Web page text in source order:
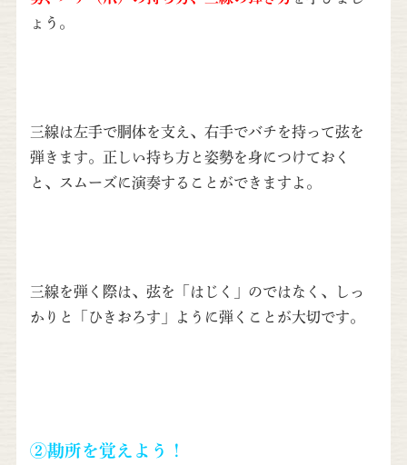
ょう。
三線は左手で胴体を支え、右手でバチを持って弦を
弾きます。正しい持ち方と姿勢を身につけておく
と、スムーズに演奏することができますよ。
三線を弾く際は、弦を「はじく」のではなく、しっ
かりと「ひきおろす」ように弾くことが大切です。
②勘所を覚えよう！